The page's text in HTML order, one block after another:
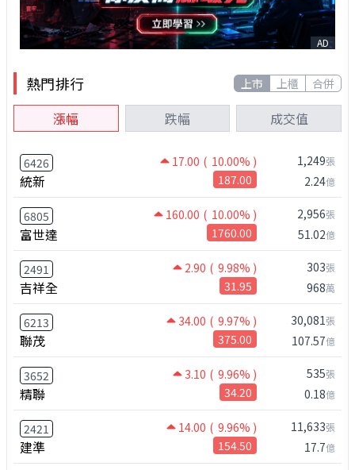
AD
熱門排行 上市 上櫃 合併
漲幅 跌幅 成交值
6426 17.00 ( 10.00% )
統新 187.00
1,249張
2.24億
6805 160.00 ( 10.00% )
富世達 1760.00
2,956張
51.02億
2491 2.90 ( 9.98% )
吉祥全 31.95
303張
968萬
6213 34.00 ( 9.97% )
聯茂 375.00
30,081張
107.57億
3652 3.10 ( 9.96% )
精聯 34.20
535張
0.18億
2421 14.00 ( 9.96% )
建準 154.50
11,633張
17.7億